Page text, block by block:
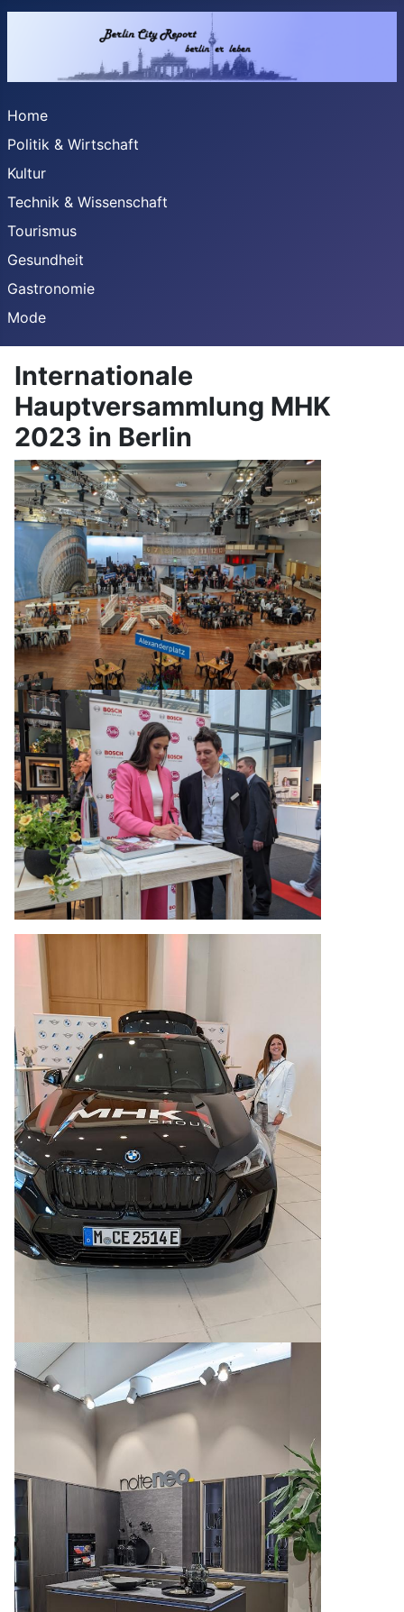
Home
Politik & Wirtschaft
Kultur
Technik & Wissenschaft
Tourismus
Gesundheit
Gastronomie
Mode
Internationale
Hauptversammlung MHK
2023 in Berlin